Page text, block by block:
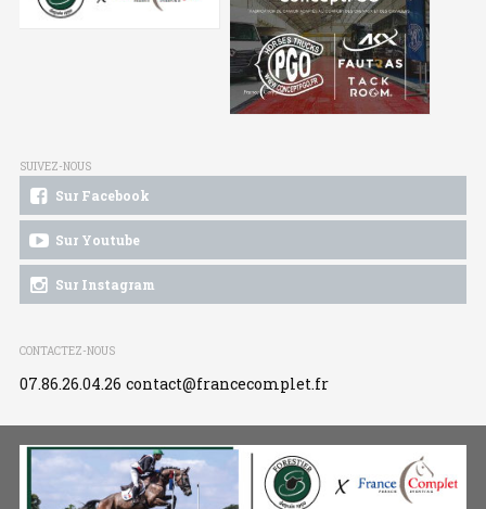
SUIVEZ-NOUS
Sur Facebook
Sur Youtube
Sur Instagram
CONTACTEZ-NOUS
07.86.26.04.26 contact@francecomplet.fr